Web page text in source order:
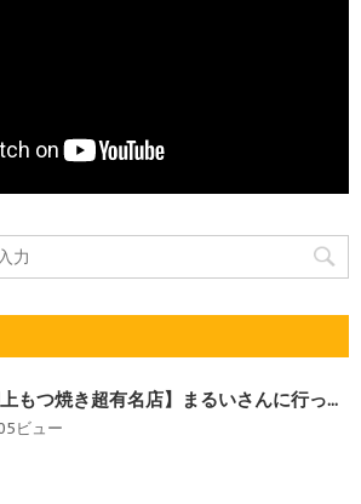
上もつ焼き超有名店】まるいさんに行っ...
ビュー